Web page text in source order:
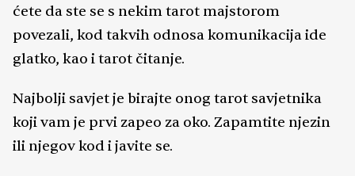
ćete da ste se s nekim tarot majstorom
povezali, kod takvih odnosa komunikacija ide
glatko, kao i tarot čitanje.
Najbolji savjet je birajte onog tarot savjetnika
koji vam je prvi zapeo za oko. Zapamtite njezin
ili njegov kod i javite se.